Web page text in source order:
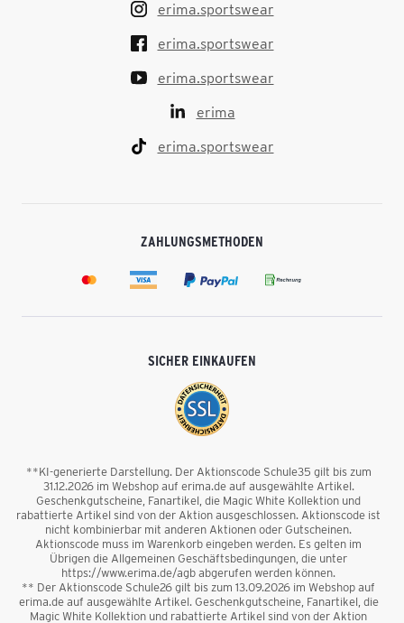
erima.sportswear
erima.sportswear
erima.sportswear
erima
erima.sportswear
ZAHLUNGSMETHODEN
SICHER EINKAUFEN
**KI-generierte Darstellung. Der Aktionscode Schule35 gilt bis zum
31.12.2026 im Webshop auf erima.de auf ausgewählte Artikel.
Geschenkgutscheine, Fanartikel, die Magic White Kollektion und
rabattierte Artikel sind von der Aktion ausgeschlossen. Aktionscode ist
nicht kombinierbar mit anderen Aktionen oder Gutscheinen.
Aktionscode muss im Warenkorb eingeben werden. Es gelten im
Übrigen die Allgemeinen Geschäftsbedingungen, die unter
https://www.erima.de/agb abgerufen werden können.
** Der Aktionscode Schule26 gilt bis zum 13.09.2026 im Webshop auf
erima.de auf ausgewählte Artikel. Geschenkgutscheine, Fanartikel, die
Magic White Kollektion und rabattierte Artikel sind von der Aktion